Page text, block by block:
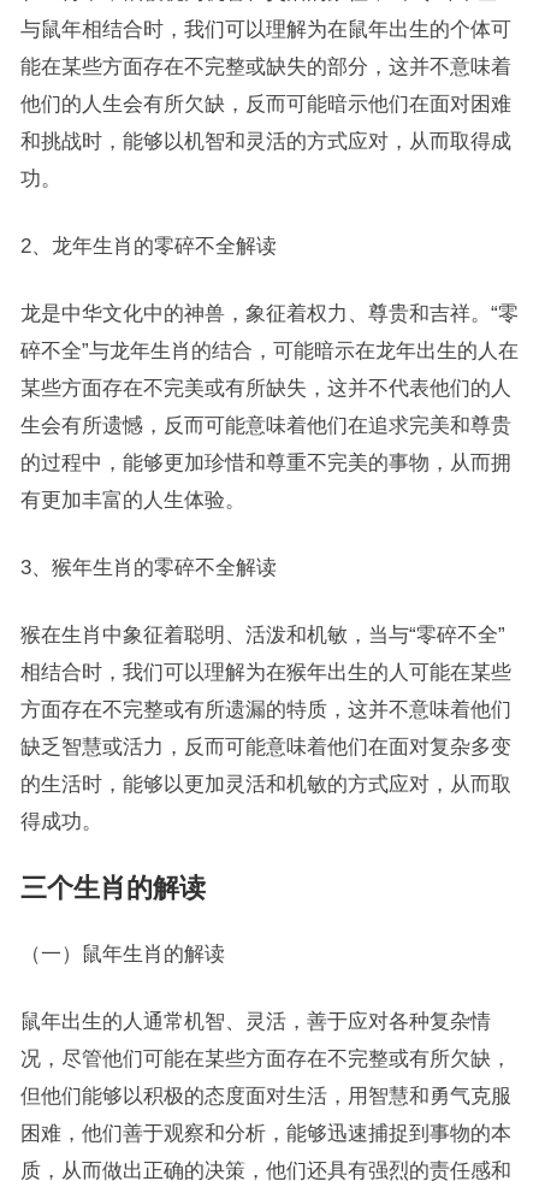
与鼠年相结合时，我们可以理解为在鼠年出生的个体可
能在某些方面存在不完整或缺失的部分，这并不意味着
他们的人生会有所欠缺，反而可能暗示他们在面对困难
和挑战时，能够以机智和灵活的方式应对，从而取得成
功。
2、龙年生肖的零碎不全解读
龙是中华文化中的神兽，象征着权力、尊贵和吉祥。“零
碎不全”与龙年生肖的结合，可能暗示在龙年出生的人在
某些方面存在不完美或有所缺失，这并不代表他们的人
生会有所遗憾，反而可能意味着他们在追求完美和尊贵
的过程中，能够更加珍惜和尊重不完美的事物，从而拥
有更加丰富的人生体验。
3、猴年生肖的零碎不全解读
猴在生肖中象征着聪明、活泼和机敏，当与“零碎不全”
相结合时，我们可以理解为在猴年出生的人可能在某些
方面存在不完整或有所遗漏的特质，这并不意味着他们
缺乏智慧或活力，反而可能意味着他们在面对复杂多变
的生活时，能够以更加灵活和机敏的方式应对，从而取
得成功。
三个生肖的解读
（一）鼠年生肖的解读
鼠年出生的人通常机智、灵活，善于应对各种复杂情
况，尽管他们可能在某些方面存在不完整或有所欠缺，
但他们能够以积极的态度面对生活，用智慧和勇气克服
困难，他们善于观察和分析，能够迅速捕捉到事物的本
质，从而做出正确的决策，他们还具有强烈的责任感和